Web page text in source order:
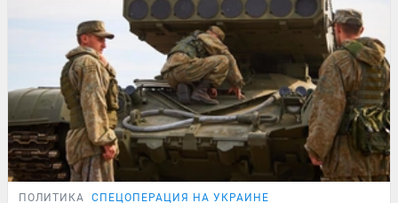
ПОЛИТИКА СПЕЦОПЕРАЦИЯ НА УКРАИНЕ